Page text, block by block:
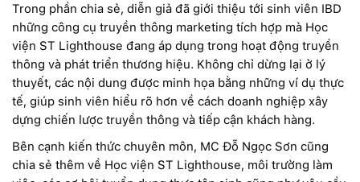
Trong phần chia sẻ, diễn giả đã giới thiệu tới sinh viên IBD
những công cụ truyền thông marketing tích hợp mà Học
viện ST Lighthouse đang áp dụng trong hoạt động truyền
thông và phát triển thương hiệu. Không chỉ dừng lại ở lý
thuyết, các nội dung được minh họa bằng những ví dụ thực
tế, giúp sinh viên hiểu rõ hơn về cách doanh nghiệp xây
dựng chiến lược truyền thông và tiếp cận khách hàng.
Bên cạnh kiến thức chuyên môn, MC Đỗ Ngọc Sơn cũng
chia sẻ thêm về Học viện ST Lighthouse, môi trường làm